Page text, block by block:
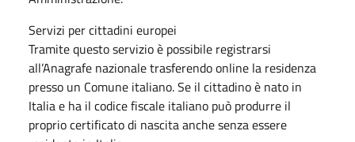
Servizi per cittadini europei
Tramite questo servizio è possibile registrarsi
all’Anagrafe nazionale trasferendo online la residenza
presso un Comune italiano. Se il cittadino è nato in
Italia e ha il codice fiscale italiano può produrre il
proprio certificato di nascita anche senza essere